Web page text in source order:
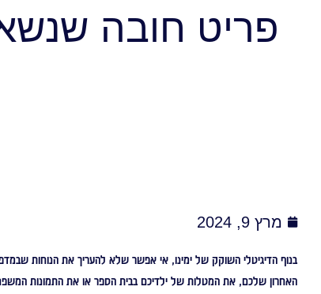
פריט חובה
מרץ 9, 2024
בנוף הדיגיטלי השוקק של ימינו, אי אפשר שלא להעריך את הנוחות
האחרון שלכם, את המטלות של ילדיכם בבית הספר או את התמונות